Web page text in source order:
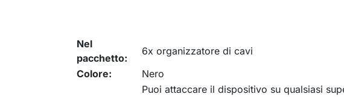
Nel
pacchetto:
6x organizzatore di cavi
Colore:
Nero
Puoi attaccare il dispositivo su qualsiasi